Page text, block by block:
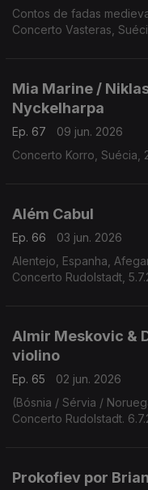
Contos de fadas
Concerto Vasteras,
Mia Marine /
Nyckelharpa
Ep. 67
09 jun. 2026
Concerto Korro, Suécia,
Além Cabul
Ep. 66
03 jun. 2026
Alentejo, Espanha,
Concerto Rudolstadt,
Almir Meskovic &
violino
Ep. 65
02 jun. 2026
(Bósnia / Sérvia /
Concerto Rudolstadt.
Prokofiev por